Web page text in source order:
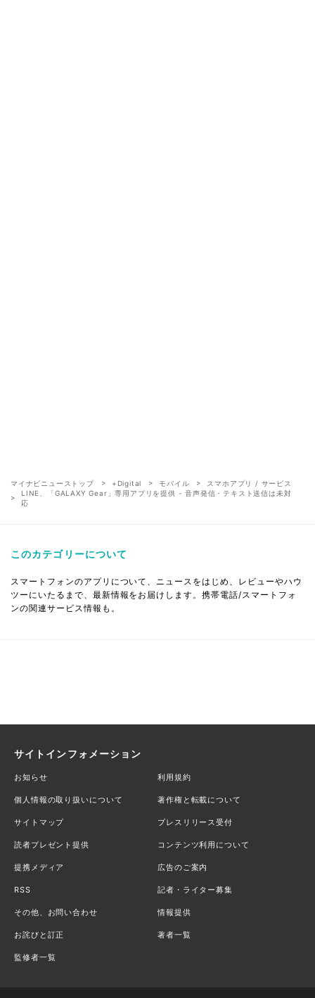
マイナビニューストップ +Digital モバイル
スマホアプリ / サービス
LINE、「GALAXY Gear」専用アプリを提供 - 音声発信・テキスト送信は未対
応
このカテゴリーについて
スマートフォンのアプリについて、ニュースをはじめ、レビューやハウ
ツーにいたるまで、最新情報をお届けします。携帯電話/スマートフォ
ンの関連サービス情報も。
サイトインフォメーション
お知らせ 利用規約
個人情報の取り扱いについて 著作権と転載について
サイトマップ プレスリリース受付
読者プレゼント提供 コンテンツ利用について
提携メディア 広告のご案内
RSS 記者・ライター募集
その他、お問い合わせ 情報提供
お詫びと訂正 著者一覧
監修者一覧